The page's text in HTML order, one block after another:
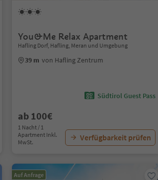
You&Me Relax Apartment
Hafling Dorf, Hafling, Meran und Umgebung
39 m von Hafling Zentrum
Südtirol Guest Pass
ab 100€
1 Nacht / 1
Apartment Inkl.
MwSt.
Verfügbarkeit prüfen
Auf Anfrage